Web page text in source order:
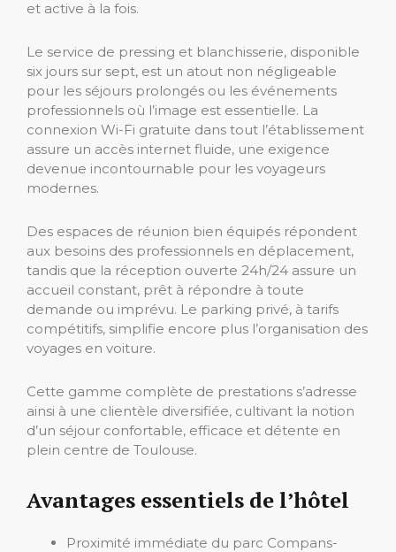
et active à la fois.
Le service de pressing et blanchisserie, disponible
six jours sur sept, est un atout non négligeable
pour les séjours prolongés ou les événements
professionnels où l’image est essentielle. La
connexion Wi-Fi gratuite dans tout l’établissement
assure un accès internet fluide, une exigence
devenue incontournable pour les voyageurs
modernes.
Des espaces de réunion bien équipés répondent
aux besoins des professionnels en déplacement,
tandis que la réception ouverte 24h/24 assure un
accueil constant, prêt à répondre à toute
demande ou imprévu. Le parking privé, à tarifs
compétitifs, simplifie encore plus l’organisation des
voyages en voiture.
Cette gamme complète de prestations s’adresse
ainsi à une clientèle diversifiée, cultivant la notion
d’un séjour confortable, efficace et détente en
plein centre de Toulouse.
Avantages essentiels de l’hôtel
Proximité immédiate du parc Compans-